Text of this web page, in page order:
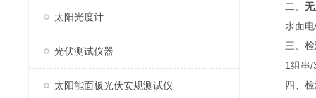
太阳光度计
光伏测试仪器
太阳能面板光伏安规测试仪
二、
⽔⾯电
三、检
1组串/30
四、检